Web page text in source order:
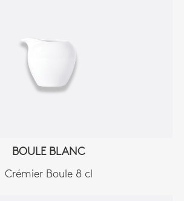
BOULE BLANC
Crémier Boule 8 cl